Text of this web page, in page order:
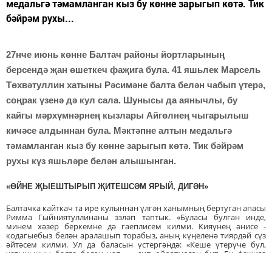
медальгә тәмамланган кыз бу көнне зарыгып көтә. Тик
бәйрәм рухы...
27нче июнь көнне Балтач районы йортларының
берсендә җан өшеткеч фаҗига була. 41 яшьлек Марсель
Төхвәтуллин хатыны Рәсимәне балта белән чабып үтерә,
соңрак үзенә дә кул сала. Шунысы да аянычлы, бу
кайгы мәрхүмнәрнең кызлары Айгөлнең чыгарылыш
кичәсе алдыннан була. Мәктәпне алтын медальгә
тәмамланган кыз бу көнне зарыгып көтә. Тик бәйрәм
рухы күз яшьләре белән алышынган.
«ӨЙНЕ ҖЫЕШТЫРЫП ҖИТЕШСӘМ ЯРЫЙ, ДИГӘН»
Балтачка кайткач та ире кулыннан үлгән ханымның бертуган апасы
Римма Гыйниятуллинаны эзләп таптык. «Буласы булган инде,
минем хәзер беркемне дә гаеплисем килми. Кияүнең әнисе -
кодагыебыз белән аралашып торабыз, аның күңеленә тиярдәй сүз
әйтәсем килми. Ул да баласын үстергәндә: «Кеше үтерүче бул,